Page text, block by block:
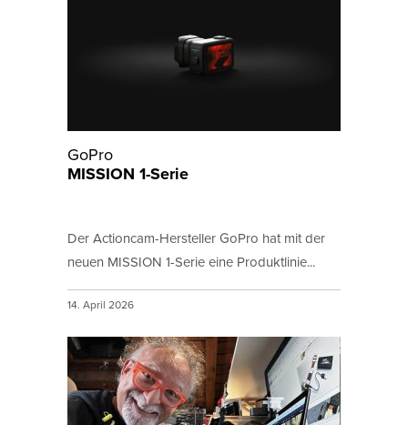
GoPro
MISSION 1-Serie
Der Actioncam-Hersteller GoPro hat mit der
neuen MISSION 1-Serie eine Produktlinie...
14. April 2026